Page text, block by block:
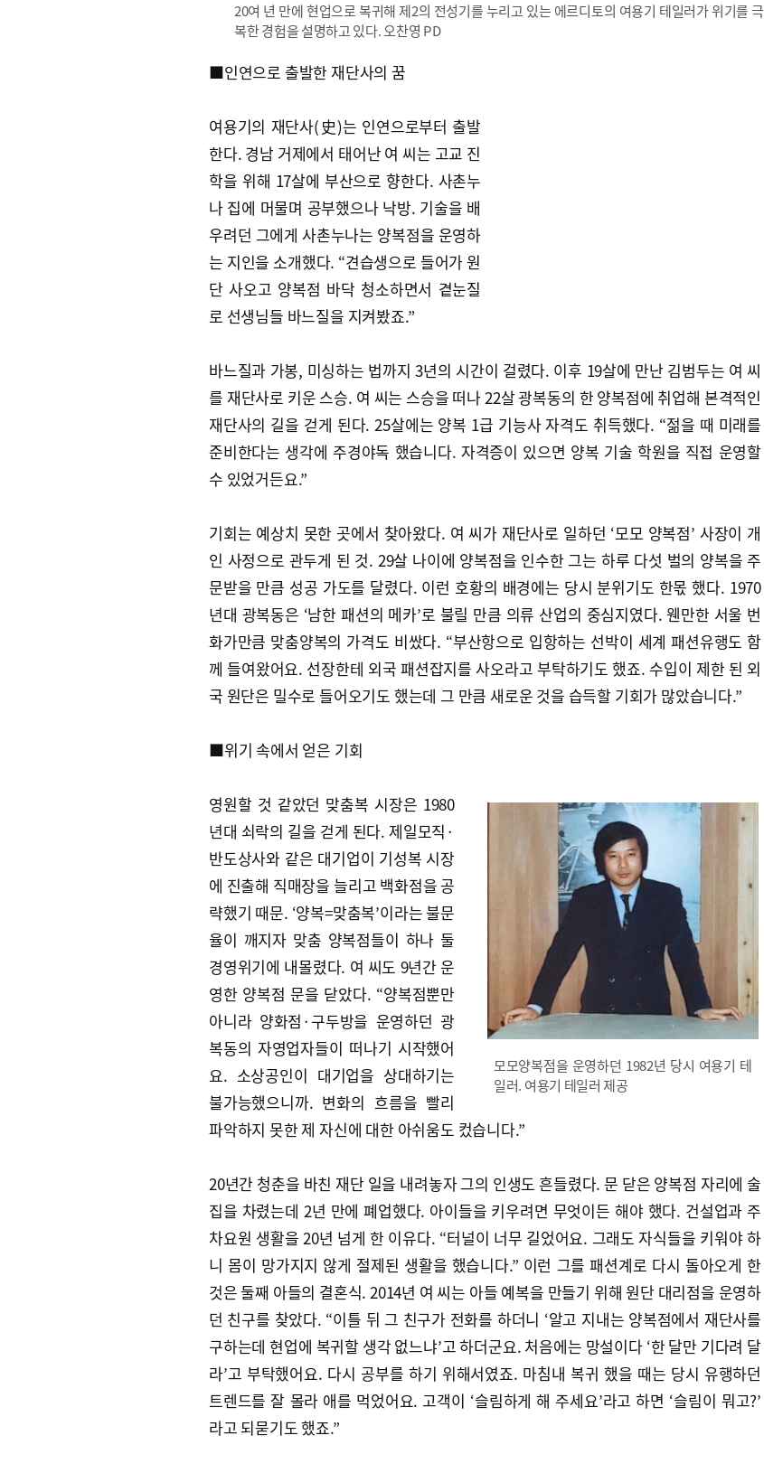
20여 년 만에 현업으로 복귀해 제2의 전성기를 누리고 있는 에르디토의 여용기 테일러가 위기를 극
복한 경험을 설명하고 있다. 오찬영 PD
■인연으로 출발한 재단사의 꿈
여용기의 재단사(史)는 인연으로부터 출발
한다. 경남 거제에서 태어난 여 씨는 고교 진
학을 위해 17살에 부산으로 향한다. 사촌누
나 집에 머물며 공부했으나 낙방. 기술을 배
우려던 그에게 사촌누나는 양복점을 운영하
는 지인을 소개했다. “견습생으로 들어가 원
단 사오고 양복점 바닥 청소하면서 곁눈질
로 선생님들 바느질을 지켜봤죠.”
바느질과 가봉, 미싱하는 법까지 3년의 시간이 걸렸다. 이후 19살에 만난 김범두는 여 씨
를 재단사로 키운 스승. 여 씨는 스승을 떠나 22살 광복동의 한 양복점에 취업해 본격적인
재단사의 길을 걷게 된다. 25살에는 양복 1급 기능사 자격도 취득했다. “젊을 때 미래를
준비한다는 생각에 주경야독 했습니다. 자격증이 있으면 양복 기술 학원을 직접 운영할
수 있었거든요.”
기회는 예상치 못한 곳에서 찾아왔다. 여 씨가 재단사로 일하던 ‘모모 양복점’ 사장이 개
인 사정으로 관두게 된 것. 29살 나이에 양복점을 인수한 그는 하루 다섯 벌의 양복을 주
문받을 만큼 성공 가도를 달렸다. 이런 호황의 배경에는 당시 분위기도 한몫 했다. 1970
년대 광복동은 ‘남한 패션의 메카’로 불릴 만큼 의류 산업의 중심지였다. 웬만한 서울 번
화가만큼 맞춤양복의 가격도 비쌌다. “부산항으로 입항하는 선박이 세계 패션유행도 함
께 들여왔어요. 선장한테 외국 패션잡지를 사오라고 부탁하기도 했죠. 수입이 제한 된 외
국 원단은 밀수로 들어오기도 했는데 그 만큼 새로운 것을 습득할 기회가 많았습니다.”
■위기 속에서 얻은 기회
모모양복점을 운영하던 1982년 당시 여용기 테
일러. 여용기 테일러 제공
영원할 것 같았던 맞춤복 시장은 1980
년대 쇠락의 길을 걷게 된다. 제일모직·
반도상사와 같은 대기업이 기성복 시장
에 진출해 직매장을 늘리고 백화점을 공
략했기 때문. ‘양복=맞춤복’이라는 불문
율이 깨지자 맞춤 양복점들이 하나 둘
경영위기에 내몰렸다. 여 씨도 9년간 운
영한 양복점 문을 닫았다. “양복점뿐만
아니라 양화점·구두방을 운영하던 광
복동의 자영업자들이 떠나기 시작했어
요. 소상공인이 대기업을 상대하기는
불가능했으니까. 변화의 흐름을 빨리
파악하지 못한 제 자신에 대한 아쉬움도 컸습니다.”
20년간 청춘을 바친 재단 일을 내려놓자 그의 인생도 흔들렸다. 문 닫은 양복점 자리에 술
집을 차렸는데 2년 만에 폐업했다. 아이들을 키우려면 무엇이든 해야 했다. 건설업과 주
차요원 생활을 20년 넘게 한 이유다. “터널이 너무 길었어요. 그래도 자식들을 키워야 하
니 몸이 망가지지 않게 절제된 생활을 했습니다.” 이런 그를 패션계로 다시 돌아오게 한
것은 둘째 아들의 결혼식. 2014년 여 씨는 아들 예복을 만들기 위해 원단 대리점을 운영하
던 친구를 찾았다. “이틀 뒤 그 친구가 전화를 하더니 ‘알고 지내는 양복점에서 재단사를
구하는데 현업에 복귀할 생각 없느냐’고 하더군요. 처음에는 망설이다 ‘한 달만 기다려 달
라’고 부탁했어요. 다시 공부를 하기 위해서였죠. 마침내 복귀 했을 때는 당시 유행하던
트렌드를 잘 몰라 애를 먹었어요. 고객이 ‘슬림하게 해 주세요’라고 하면 ‘슬림이 뭐고?’
라고 되묻기도 했죠.”